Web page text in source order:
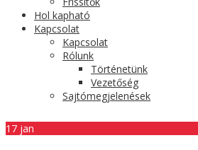
Hol kapható
Kapcsolat
Kapcsolat
Rólunk
Történetünk
Vezetőség
Sajtómegjelenések
17 jan